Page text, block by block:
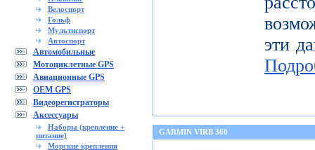
Велоспорт
Гольф
Мультиспорт
Автоспорт
Автомобильные
Мотоциклетные GPS
Авиационные GPS
OEM GPS
Видеорегистраторы
Аксессуары
Наборы (крепление +
питание)
Морские крепления
эти
GARMIN VIRB 360